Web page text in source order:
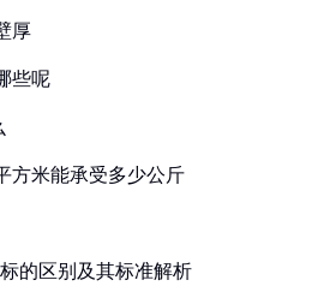
厚
些呢
方米能承受多少公斤
的区别及其标准解析